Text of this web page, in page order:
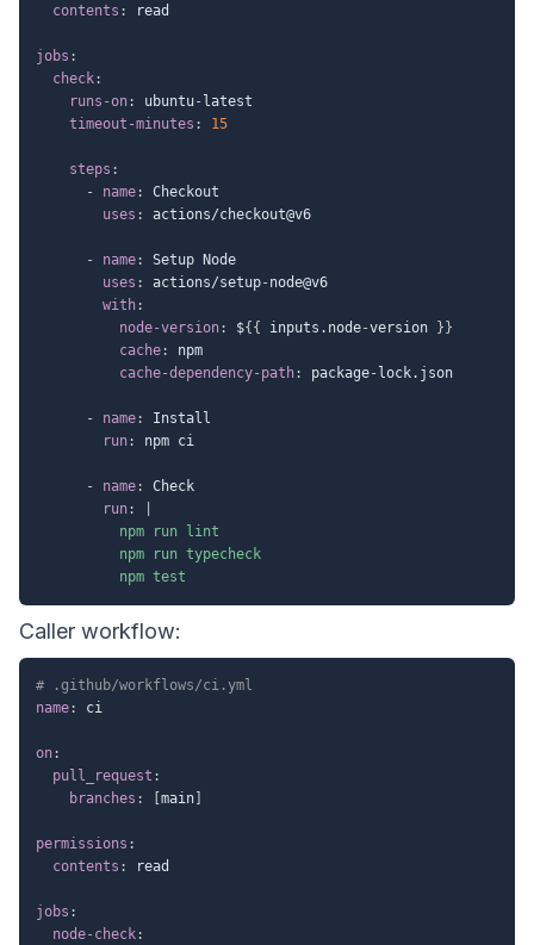
contents : read
jobs :
check:
runs-on: ubuntu- latest
timeout-minutes : 15
steps :
-
name:
Checkout
uses : actions/checkout@v6
- name:
Setup Node
uses : actions/setup-node@v6
with:
node-version: ${ { inputs.node-version } }
cache:
npm
cache-dependency-path: package- lock.json
- name:
Install
run: npm ci
- name:
Check
run:
          npm run lint
          npm run typecheck
          npm test
Caller workflow:
# .github/workflows/ci.yml
name: ci
on:
pull_request :
branches : main
permissions :
contents : read
jobs :
node-check: